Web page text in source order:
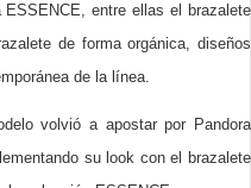
entre ellas el brazalete
de forma orgánica, diseños
de la línea.
volvió a apostar por Pandora
su look con el brazalete